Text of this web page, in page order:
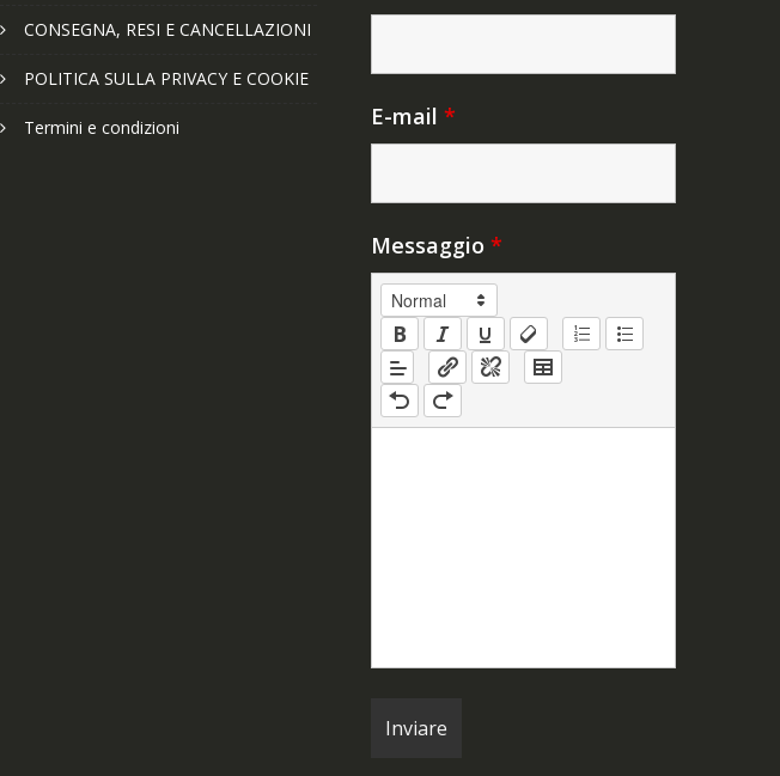
CONSEGNA, RESI E CANCELLAZIONI
POLITICA SULLA PRIVACY E COOKIE
Termini e condizioni E-mail *
Messaggio *